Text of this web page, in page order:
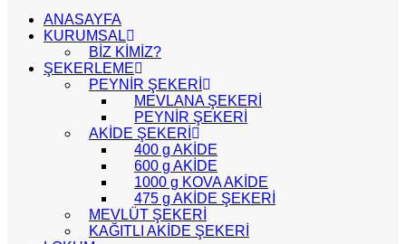
ANASAYFA
KURUMSAL
BİZ KİMİZ?
ŞEKERLEME
PEYNİR ŞEKERİ
MEVLANA ŞEKERİ
PEYNİR ŞEKERİ
AKİDE ŞEKERİ
400 g AKİDE
600 g AKİDE
1000 g KOVA AKİDE
475 g AKİDE ŞEKERİ
MEVLÜT ŞEKERİ
KAĞITLI AKİDE ŞEKERİ